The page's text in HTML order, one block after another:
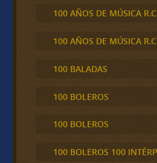
100 AÑOS DE MÚSICA
100 AÑOS DE MÚSICA
100 BALADAS
100 BOLEROS
100 BOLEROS
100 BOLEROS 100